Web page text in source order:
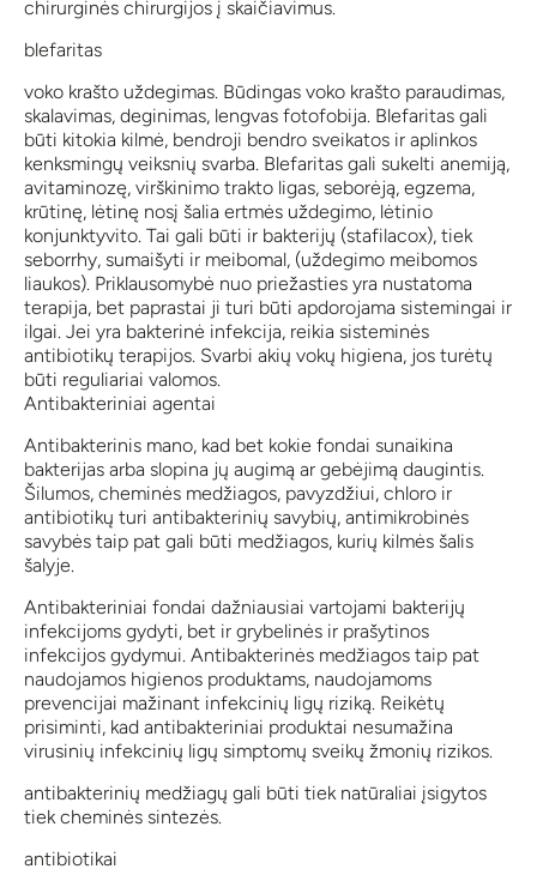
chirurginės chirurgijos į skaičiavimus.
blefaritas
voko krašto uždegimas. Būdingas voko krašto paraudimas,
skalavimas, deginimas, lengvas fotofobija. Blefaritas gali
būti kitokia kilmė, bendroji bendro sveikatos ir aplinkos
kenksmingų veiksnių svarba. Blefaritas gali sukelti anemiją,
avitaminozę, virškinimo trakto ligas, seborėją, egzema,
krūtinę, lėtinę nosį šalia ertmės uždegimo, lėtinio
konjunktyvito. Tai gali būti ir bakterijų (stafilacox), tiek
seborrhy, sumaišyti ir meibomal, (uždegimo meibomos
liaukos). Priklausomybė nuo priežasties yra nustatoma
terapija, bet paprastai ji turi būti apdorojama sistemingai ir
ilgai. Jei yra bakterinė infekcija, reikia sisteminės
antibiotikų terapijos. Svarbi akių vokų higiena, jos turėtų
būti reguliariai valomos.
Antibakteriniai agentai
Antibakterinis mano, kad bet kokie fondai sunaikina
bakterijas arba slopina jų augimą ar gebėjimą daugintis.
Šilumos, cheminės medžiagos, pavyzdžiui, chloro ir
antibiotikų turi antibakterinių savybių, antimikrobinės
savybės taip pat gali būti medžiagos, kurių kilmės šalis
šalyje.
Antibakteriniai fondai dažniausiai vartojami bakterijų
infekcijoms gydyti, bet ir grybelinės ir prašytinos
infekcijos gydymui. Antibakterinės medžiagos taip pat
naudojamos higienos produktams, naudojamoms
prevencijai mažinant infekcinių ligų riziką. Reikėtų
prisiminti, kad antibakteriniai produktai nesumažina
virusinių infekcinių ligų simptomų sveikų žmonių rizikos.
antibakterinių medžiagų gali būti tiek natūraliai įsigytos
tiek cheminės sintezės.
antibiotikai